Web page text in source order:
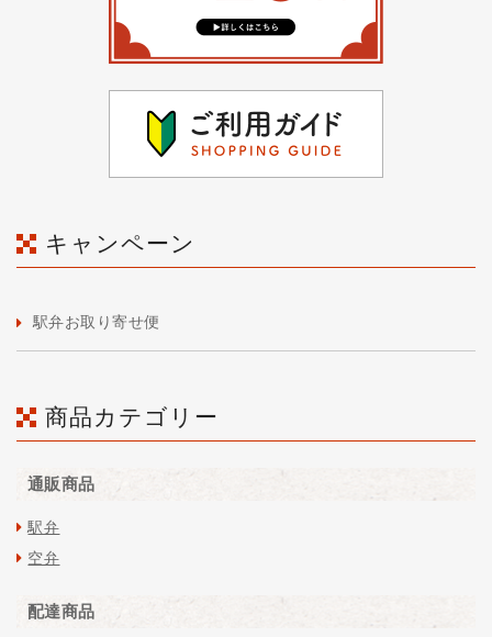
キャンペーン
駅弁お取り寄せ便
商品カテゴリー
通販商品
駅弁
空弁
配達商品